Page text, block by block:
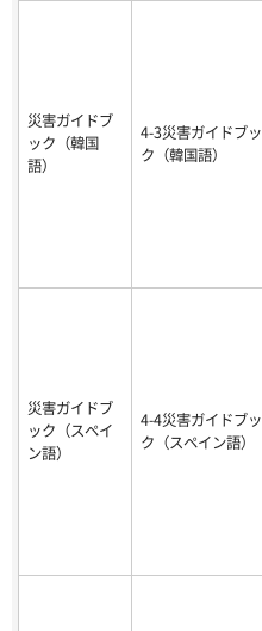
災害ガイドブ
ック（韓国
語）
4-3災害ガイドブッ
ク（韓国語）
災害ガイドブ
ック（スペイ
ン語）
4-4災害ガイドブッ
ク（スペイン語）